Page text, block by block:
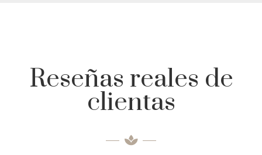
Reseñas reales de
clientas